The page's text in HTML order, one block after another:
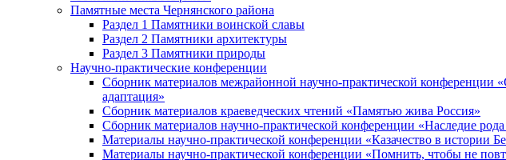
Памятные места Чернянского района
Раздел 1 Памятники воинской славы
Раздел 2 Памятники архитектуры
Раздел 3 Памятники природы
Научно-практические конференции
Сборник материалов межрайонной научно-практической конференции
адаптация»
Сборник материалов краеведческих чтений «Памятью жива Россия»
Сборник материалов научно-практической конференции «Наследие
Материалы научно-практической конференции «Казачество в истории
Материалы научно-практической конференции «Помнить, чтобы не